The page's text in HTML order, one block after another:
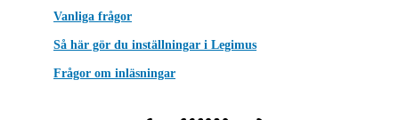
Vanliga frågor
Så här gör du inställningar i Legimus
Frågor om inläsningar